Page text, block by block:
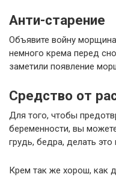
Анти-старение
Объявите войну
немного крема перед
заметили появление
Средство от
Для того, чтобы
беременности, вы
грудь, бедра, делать
Крем так же хорош, как